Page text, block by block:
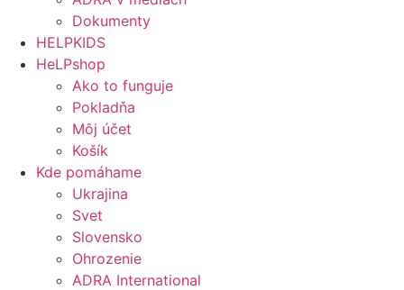
Dokumenty
HELPKIDS
HeLPshop
Ako to funguje
Pokladňa
Môj účet
Košík
Kde pomáhame
Ukrajina
Svet
Slovensko
Ohrozenie
ADRA International